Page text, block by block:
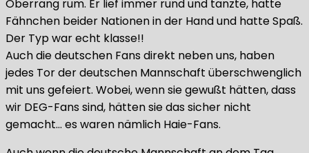
Oberrang rum. Er lief immer rund und tanzte, hatte
Fähnchen beider Nationen in der Hand und hatte Spaß.
Der Typ war echt klasse!!
Auch die deutschen Fans direkt neben uns, haben
jedes Tor der deutschen Mannschaft überschwenglich
mit uns gefeiert. Wobei, wenn sie gewußt hätten, dass
wir DEG-Fans sind, hätten sie das sicher nicht
gemacht… es waren nämlich Haie-Fans.